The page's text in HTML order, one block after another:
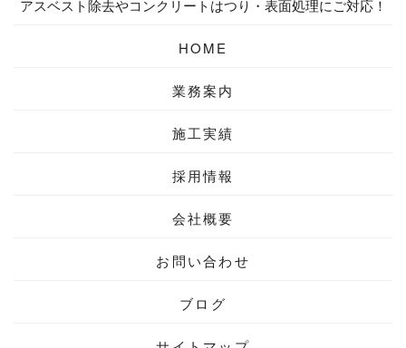
アスベスト除去やコンクリートはつり・表面処理にご対応！
HOME
業務案内
施工実績
採用情報
会社概要
お問い合わせ
ブログ